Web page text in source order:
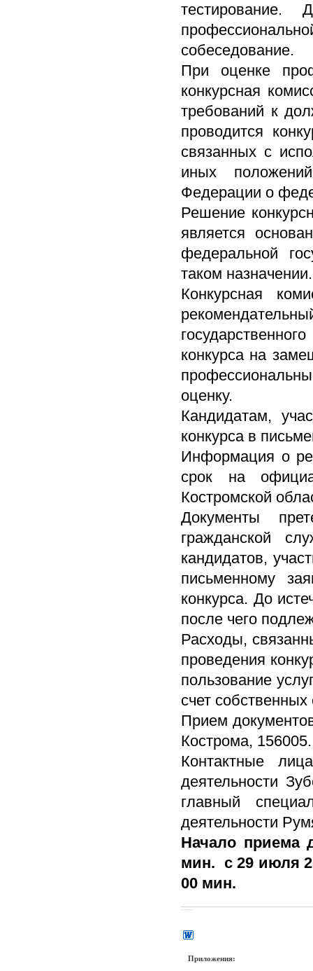
собеседование.
При оценке
конкурсная
требований к
проводится
связанных с
иных
Федерации о
Решение
является
федеральной
таком назначении.
Конкурсная
конкурса на
оценку.
Кандидатам,
конкурса в
Информация о
срок на
Костромской
Документы
гражданской
кандидатов,
письменному
конкурса. До
после чего
Расходы,
проведения
пользование
счет собственных
Прием
Кострома, 156005.
Контактные
деятельности
главный
деятельности
Начало приема
мин. с 29 июля
00 мин.
Приложения: